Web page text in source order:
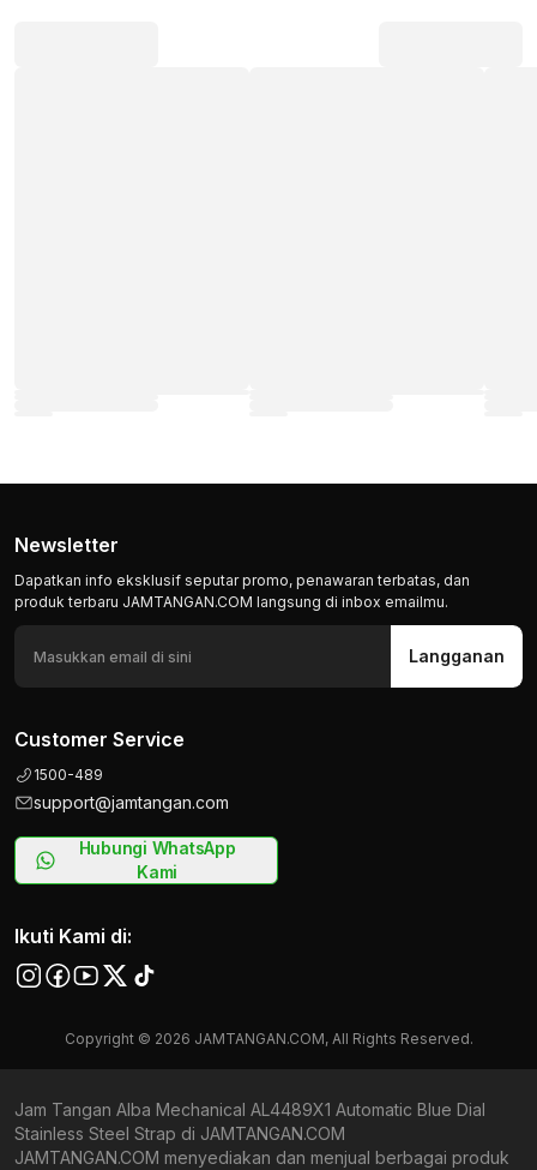
Newsletter
Dapatkan info eksklusif seputar promo, penawaran terbatas, dan
produk terbaru JAMTANGAN.COM langsung di inbox emailmu.
Langganan
Customer Service
1500-489
support@jamtangan.com
Hubungi WhatsApp
Kami
Ikuti Kami di:
Copyright © 2026 JAMTANGAN.COM, All Rights Reserved.
Jam Tangan Alba Mechanical AL4489X1 Automatic Blue Dial
Stainless Steel Strap di JAMTANGAN.COM
JAMTANGAN.COM menyediakan dan menjual berbagai produk